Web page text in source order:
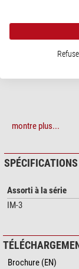
1231, LED verte,
montre plus...
SPÉCIFICATIONS
Assorti à la série
IM-3
Brochure (EN)